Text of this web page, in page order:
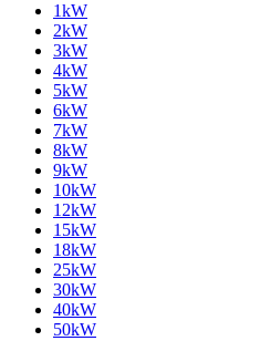
1kW
2kW
3kW
4kW
5kW
6kW
7kW
8kW
9kW
10kW
12kW
15kW
18kW
25kW
30kW
40kW
50kW